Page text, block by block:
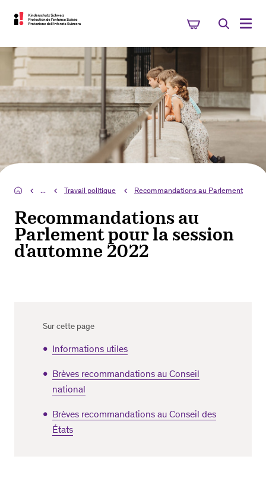
... Travail politique Recommandations au Parlement
Recommandations au
Parlement pour la session
d'automne 2022
Sur cette page
Informations utiles
Brèves recommandations au Conseil
national
Brèves recommandations au Conseil des
États